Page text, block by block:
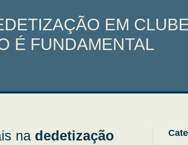
EM
É FUNDAMENTAL
na dedetização